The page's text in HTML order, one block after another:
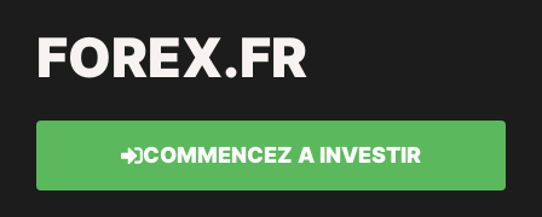
FOREX.FR
COMMENCEZ A INVESTIR